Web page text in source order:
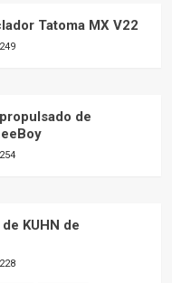
Tatoma MX V22
249
de
254
KUHN de
228